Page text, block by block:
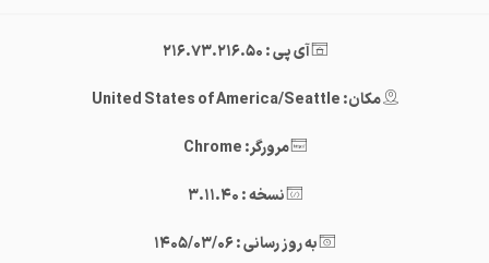
آی پی : 216.73.216.50
مکان: United States of America/Seattle
مرورگر: Chrome
نسخه : 3.11.40
به روز رسانی : 1405/03/06